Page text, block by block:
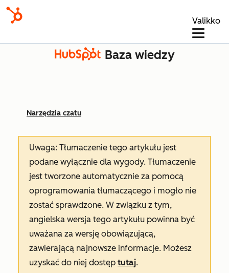
Valikko
Baza wiedzy
Narzędzia czatu
Uwaga: Tłumaczenie tego artykułu jest
podane wyłącznie dla wygody. Tłumaczenie
jest tworzone automatycznie za pomocą
oprogramowania tłumaczącego i mogło nie
zostać sprawdzone. W związku z tym,
angielska wersja tego artykułu powinna być
uważana za wersję obowiązującą,
zawierającą najnowsze informacje. Możesz
uzyskać do niej dostęp tutaj.